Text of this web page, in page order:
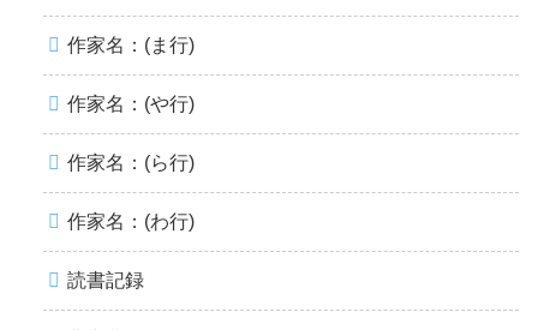
作家名：(ま行)
作家名：(や行)
作家名：(ら行)
作家名：(わ行)
読書記録